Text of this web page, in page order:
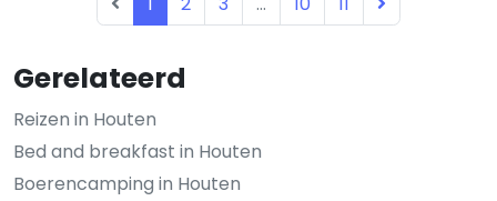
Gerelateerd
Reizen in Houten
Bed and breakfast in Houten
Boerencamping in Houten